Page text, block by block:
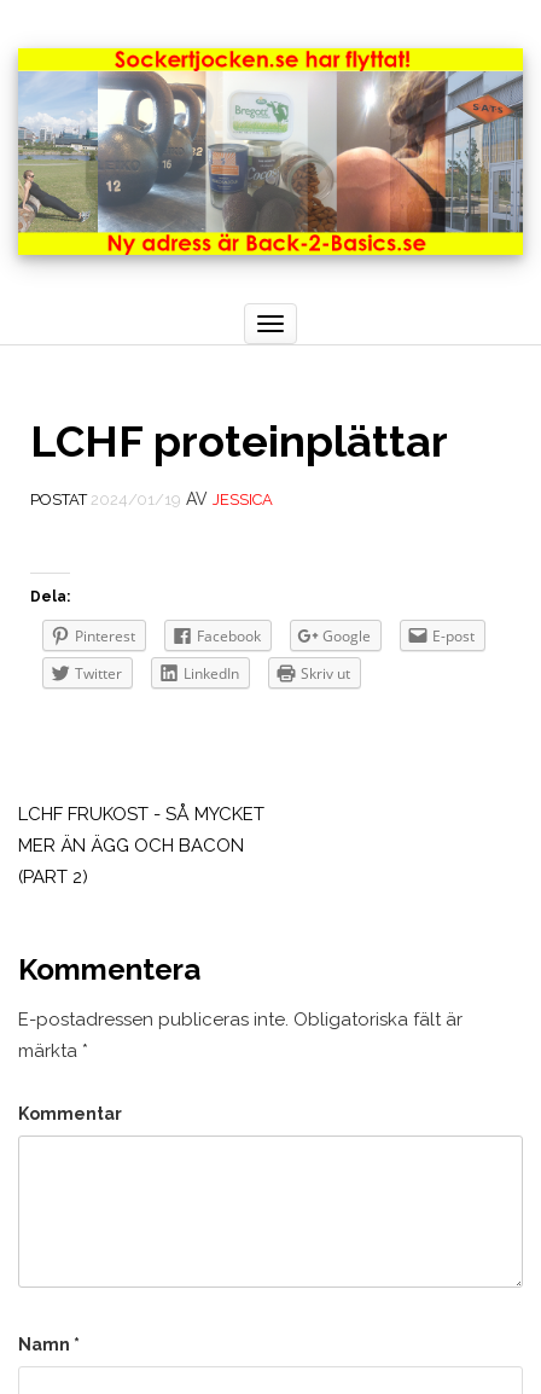
Toggle
navigation
LCHF proteinplättar
POSTAT 2024/01/19 AV JESSICA
Dela:
Pinterest Facebook Google
E-post
Twitter
LinkedIn Skriv ut
LCHF FRUKOST - SÅ MYCKET
MER ÄN ÄGG OCH BACON
(PART 2)
Kommentera
E-postadressen publiceras inte. Obligatoriska fält är
märkta *
Kommentar
Namn *